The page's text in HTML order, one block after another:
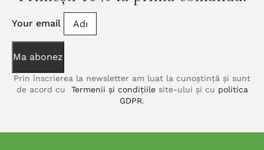
Your email
Ma abonez
Prin înscrierea la newsletter am luat la cunoștință și sunt
de acord cu
Termenii și condițiilesite-ului și cu politica
GDPR.